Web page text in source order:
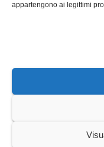
appartengono ai legittimi